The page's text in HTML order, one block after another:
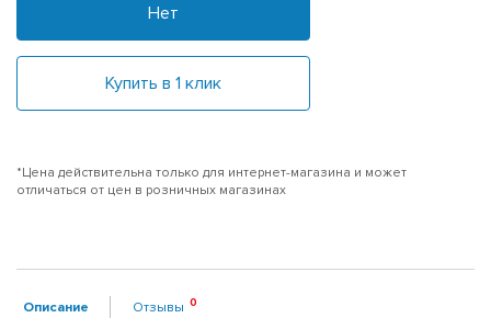
Нет
Купить в 1 клик
*Цена действительна только для интернет-магазина и может
отличаться от цен в розничных магазинах
Описание Отзывы